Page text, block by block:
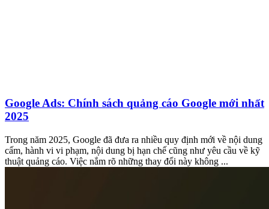
Google Ads: Chính sách quảng cáo Google mới nhất
2025
Trong năm 2025, Google đã đưa ra nhiều quy định mới về nội dung
cấm, hành vi vi phạm, nội dung bị hạn chế cũng như yêu cầu về kỹ
thuật quảng cáo. Việc nắm rõ những thay đổi này không ...